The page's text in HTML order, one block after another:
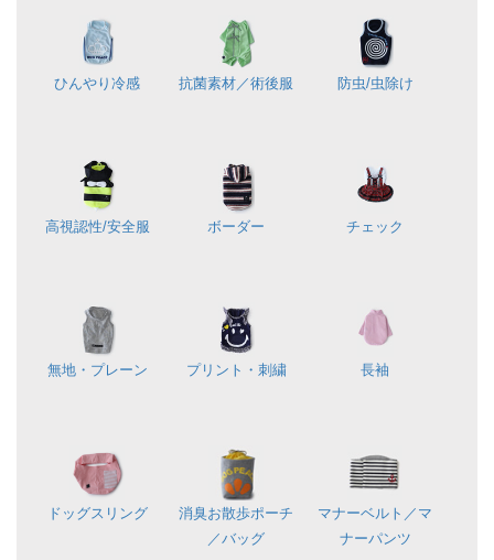
ひんやり冷感 抗菌素材／術後服 防虫/虫除け
高視認性/安全服 ボーダー チェック
無地・プレーン プリント・刺繍 長袖
ドッグスリング
消臭お散歩ポーチ
／バッグ
マナーベルト／ マ
ナーパンツ